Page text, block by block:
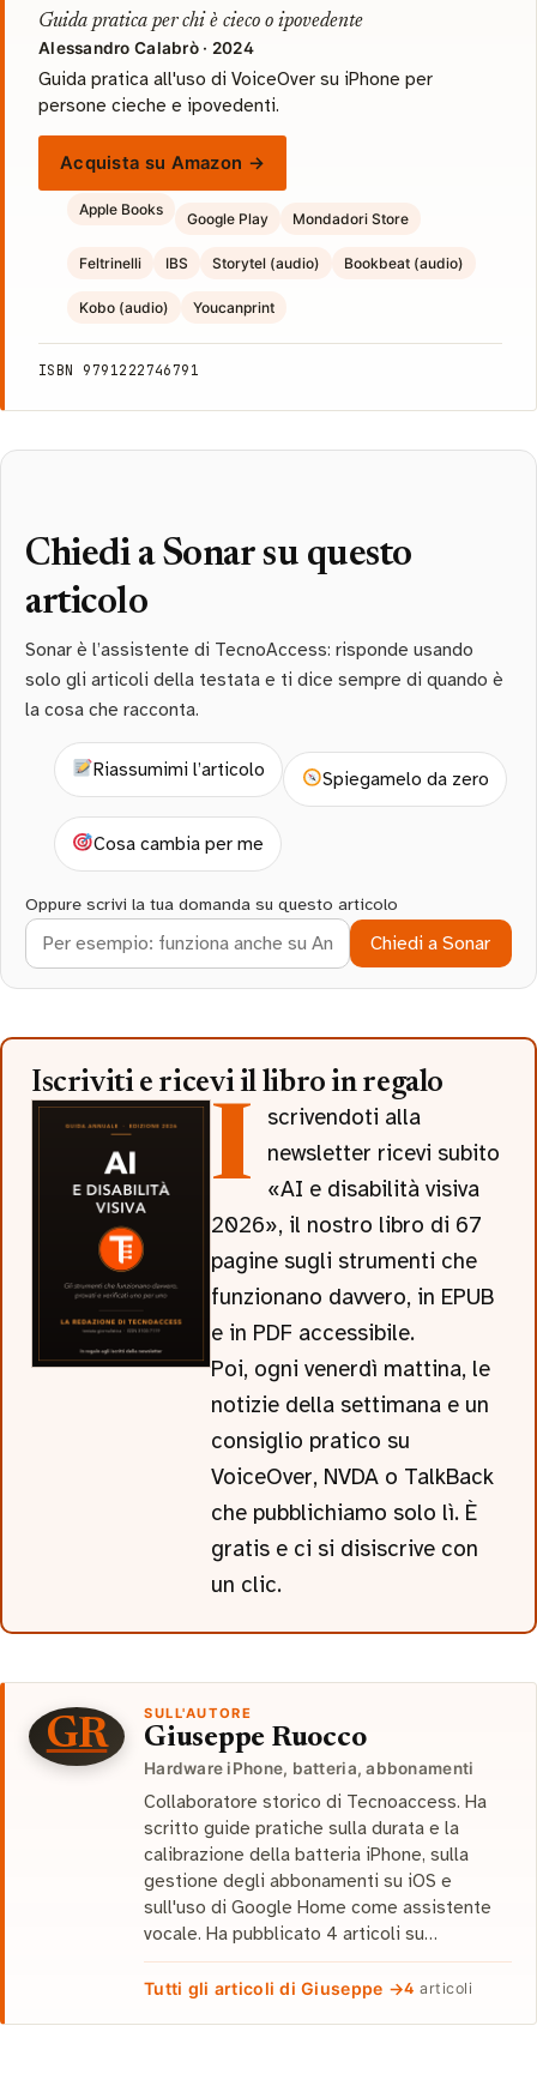
Guida pratica per chi è cieco o ipovedente
Alessandro Calabrò · 2024
Guida pratica all'uso di VoiceOver su iPhone per
persone cieche e ipovedenti.
Acquista su Amazon →
Apple Books
Google Play Mondadori Store
Feltrinelli IBS Storytel (audio) Bookbeat (audio)
Kobo (audio) Youcanprint
ISBN 9791222746791
Chiedi a Sonar su questo
articolo
Sonar è l’assistente di TecnoAccess: risponde usando
solo gli articoli della testata e ti dice sempre di quando è
la cosa che racconta.
Riassumimi l’articolo Spiegamelo da zero
Cosa cambia per me
Oppure scrivi la tua domanda su questo articolo
Chiedi a Sonar
Iscriviti e ricevi il libro in regalo
Iscrivendoti alla
newsletter ricevi subito
«AI e disabilità visiva
2026», il nostro libro di 67
pagine sugli strumenti che
funzionano davvero, in EPUB
e in PDF accessibile.
Poi, ogni venerdì mattina, le
notizie della settimana e un
consiglio pratico su
VoiceOver, NVDA o TalkBack
che pubblichiamo solo lì. È
gratis e ci si disiscrive con
un clic.
GR
SULL'AUTORE
Giuseppe Ruocco
Hardware iPhone, batteria, abbonamenti
Collaboratore storico di Tecnoaccess. Ha
scritto guide pratiche sulla durata e la
calibrazione della batteria iPhone, sulla
gestione degli abbonamenti su iOS e
sull'uso di Google Home come assistente
vocale. Ha pubblicato 4 articoli su…
Tutti gli articoli di Giuseppe →4 articoli